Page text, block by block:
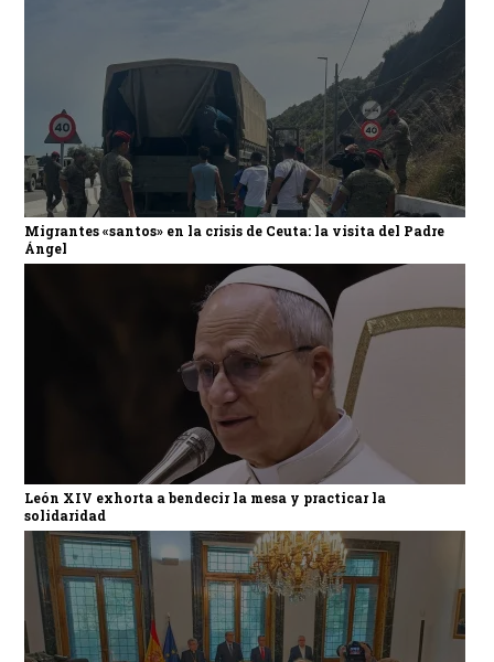
Migrantes «santos» en la crisis de Ceuta: la visita del Padre
Ángel
León XIV exhorta a bendecir la mesa y practicar la
solidaridad